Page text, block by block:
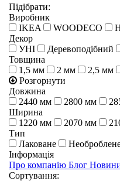
Підібрати:
Виробник
IKEA
WOODECO
Декор
УНІ
Деревоподібний
Товщина
1,5 мм
2 мм 2,5 мм
Розгорнути
Довжина
2440 мм
2800 мм
Ширина
1220 мм
2070 мм
Тип
Лаковане
Інформація
Про компанію Блог
Сортування: